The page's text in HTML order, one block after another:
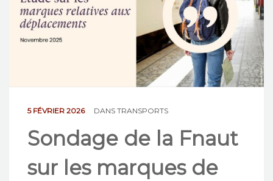
LA CCA-GE
NOS ACTIONS
5 FÉVRIER 2026 DANS TRANSPORTS
Sondage de la Fnaut
sur les marques de